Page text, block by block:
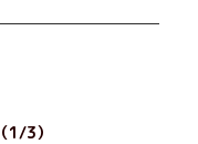
1/3）